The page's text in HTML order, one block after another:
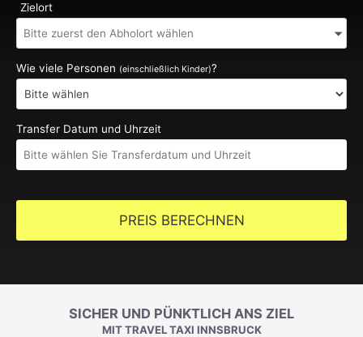
Zielort
Wie viele Personen (einschließlich Kinder)?
Transfer Datum und Uhrzeit
PREIS BERECHNEN
SICHER UND PÜNKTLICH ANS ZIEL
MIT TRAVEL TAXI INNSBRUCK